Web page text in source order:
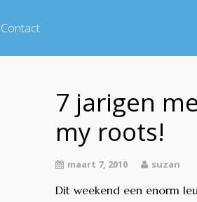
Contact
7 jarigen
my roots!
maart 7, 2010 suzan
Dit weekend een enorm